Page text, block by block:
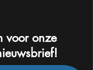
voor onze